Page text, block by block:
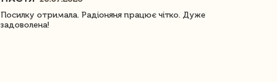
Посилку отримала. Радіоняня працює чітко. Дуже
задоволена!